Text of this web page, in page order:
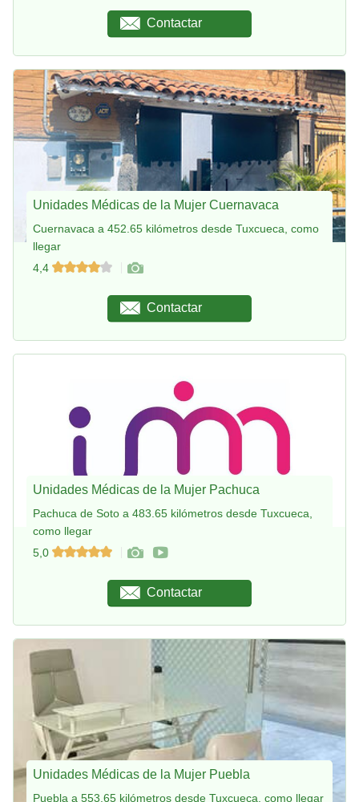
Contactar
Unidades Médicas de la Mujer Cuernavaca
Cuernavaca a 452.65 kilómetros desde Tuxcueca, como
llegar
4,4
Contactar
Unidades Médicas de la Mujer Pachuca
Pachuca de Soto a 483.65 kilómetros desde Tuxcueca,
como llegar
5,0
Contactar
Unidades Médicas de la Mujer Puebla
Puebla a 553.65 kilómetros desde Tuxcueca, como llegar